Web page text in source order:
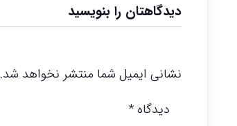
دیدگاهتان را بنویسید
نشانی ایمیل شما منتشر نخواهد شد.
دیدگاه*